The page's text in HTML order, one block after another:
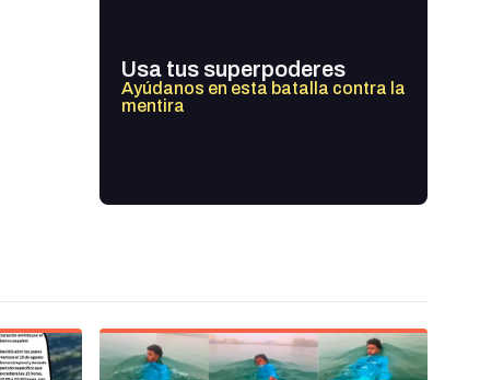
Usa tus superpoderes
Ayúdanos en esta batalla contra la
mentira